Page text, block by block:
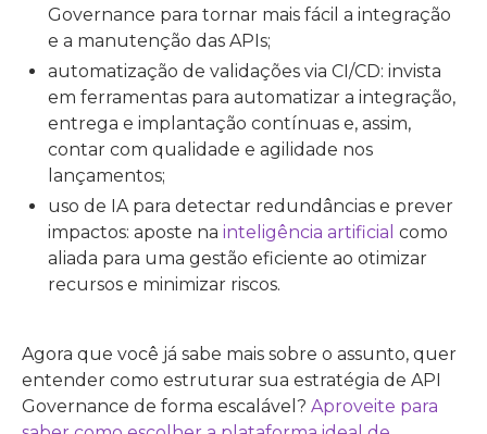
Governance para tornar mais fácil a integração
e a manutenção das APIs;
automatização de validações via CI/CD: invista
em ferramentas para automatizar a integração,
entrega e implantação contínuas e, assim,
contar com qualidade e agilidade nos
lançamentos;
uso de IA para detectar redundâncias e prever
impactos: aposte na inteligência artificial como
aliada para uma gestão eficiente ao otimizar
recursos e minimizar riscos.
Agora que você já sabe mais sobre o assunto, quer
entender como estruturar sua estratégia de API
Governance de forma escalável? Aproveite para